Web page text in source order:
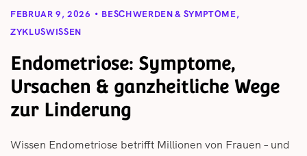
FEBRUAR 9, 2026 BESCHWERDEN & SYMPTOME,
ZYKLUSWISSEN
Endometriose: Symptome,
Ursachen & ganzheitliche Wege
zur Linderung
Wissen Endometriose betrifft Millionen von Frauen – und